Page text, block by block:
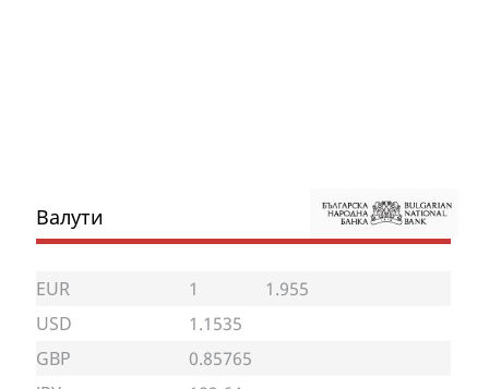
Валути
EUR 1
1.955
USD
1.1535
GBP
0.85765